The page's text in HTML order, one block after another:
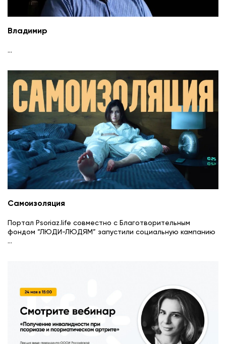
Владимир
...
Самоизоляция
Портал Psoriaz.life совместно с Благотворительным
фондом “ЛЮДИ-ЛЮДЯМ” запустили социальную кампанию
...